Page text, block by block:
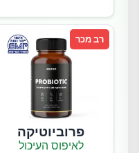
רב מכר
פרוביוטיקה
לאיפוס העיכול